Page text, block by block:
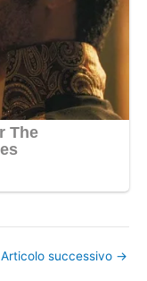
Articolo successivo →